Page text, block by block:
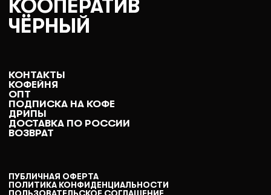
КООПЕРАТИВ
ЧЁРНЫЙ
КОНТАКТЫ
КОФЕЙНЯ
ОПТ
ПОДПИСКА НА КОФЕ
ДРИПЫ
ДОСТАВКА ПО РОССИИ
ВОЗВРАТ
ПУБЛИЧНАЯ ОФЕРТА
ПОЛИТИКА КОНФИДЕНЦИАЛЬНОСТИ
ПОЛЬЗОВАТЕЛЬСКОЕ СОГЛАШЕНИЕ